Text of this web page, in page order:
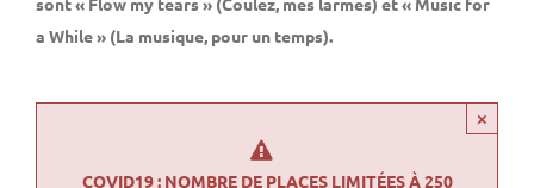
a While » (La musique, pour un temps).
COVID19 : NOMBRE DE PLACES LIMITÉES À 250
×